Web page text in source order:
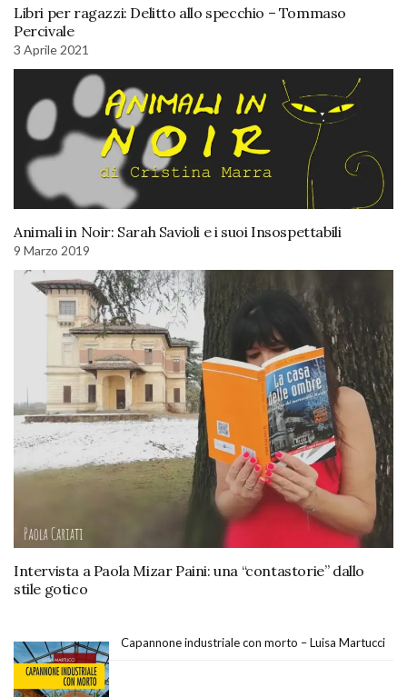
Libri per ragazzi: Delitto allo specchio – Tommaso
Percivale
3 Aprile 2021
Animali in Noir: Sarah Savioli e i suoi Insospettabili
9 Marzo 2019
Intervista a Paola Mizar Paini: una “contastorie” dallo
stile gotico
Capannone industriale con morto – Luisa Martucci